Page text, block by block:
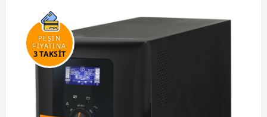
PEŞİN
FİYATINA
3 TAKSİT